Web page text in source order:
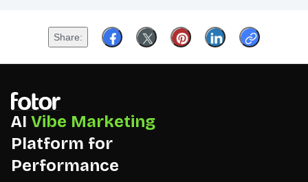
Share
AI Vibe Marketing
Platform for
Performance